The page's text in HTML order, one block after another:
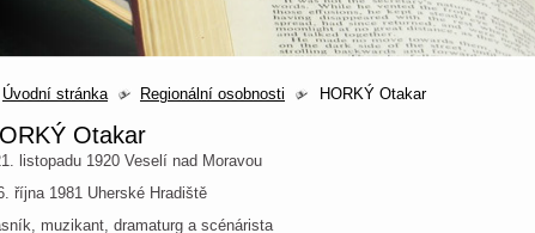
Úvodní stránka Regionální osobnosti HORKÝ Otakar
Otakar
listopadu 1920 Veselí nad Moravou
října 1981 Uherské Hradiště
muzikant, dramaturg a scénárista